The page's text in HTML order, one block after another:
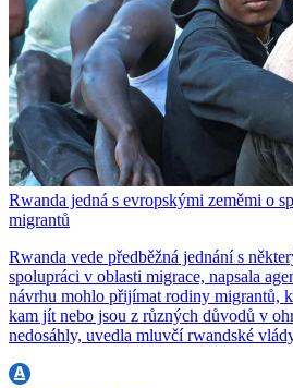
Rwanda jedná s evropskými zeměmi o
migrantů
Rwanda vede předběžná jednání s
spolupráci v oblasti migrace, napsala
návrhu mohlo přijímat rodiny migrantů,
kam jít nebo jsou z různých důvodů v
nedosáhly, uvedla mluvčí rwandské